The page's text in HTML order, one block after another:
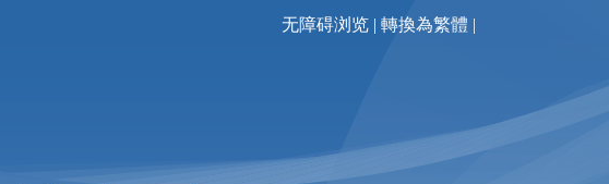
无障碍浏览 | 轉換為繁體 |